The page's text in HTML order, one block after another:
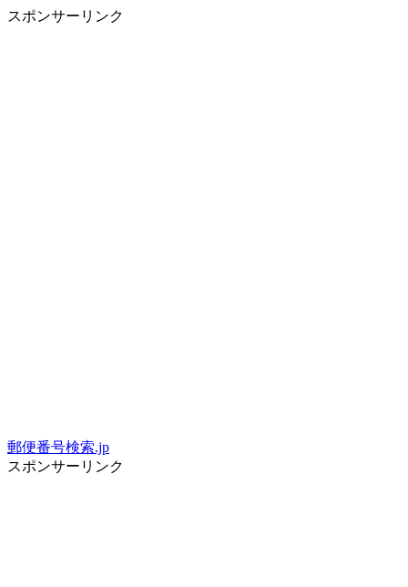
スポンサーリンク
郵便番号検索.jp
スポンサーリンク